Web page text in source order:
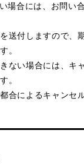
場合には、お問い
送付しますので、
。
ない場合には、キ
。
合によるキャンセ